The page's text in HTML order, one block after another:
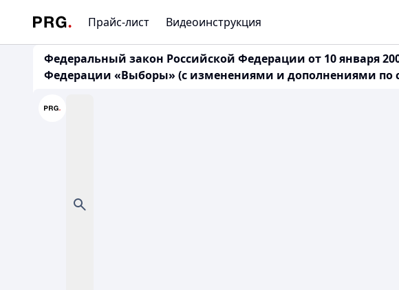
Прайс-лист Видеоинструкция
Федеральный закон Российской Федерации от 10 января
Федерации «Выборы» (с изменениями и дополнениями по